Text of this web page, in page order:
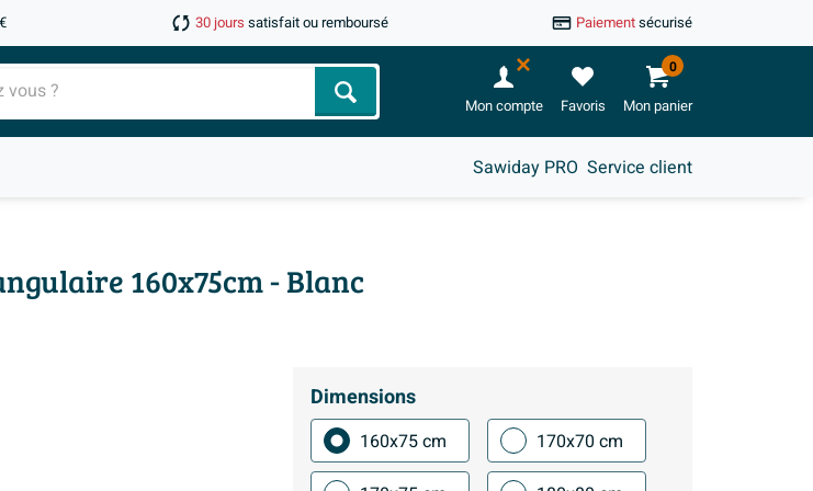
30 jours satisfait ou remboursé Paiementsécurisé
Chercher Mon compte Favoris Mon panier
0
Sawiday PRO Service client
160x75cm - Blanc
Dimensions
160x75 cm
170x70 cm